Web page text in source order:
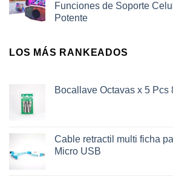
Funciones de Soporte
Potente
LOS MÁS RANKEADOS
Bocallave Octavas x 5 Pcs
Cable retractil multi ficha
Micro USB